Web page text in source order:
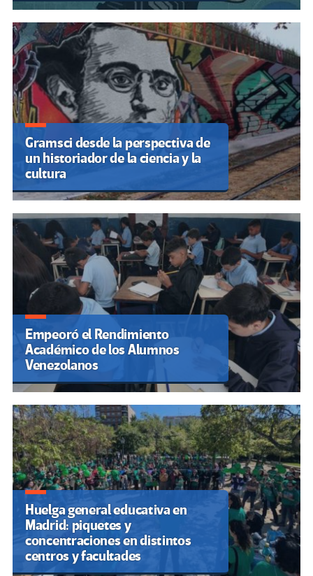
Gramsci desde la perspectiva de
un historiador de la ciencia y la
cultura
Empeoró el Rendimiento
Académico de los Alumnos
Venezolanos
Huelga general educativa en
Madrid: piquetes y
concentraciones en distintos
centros y facultades